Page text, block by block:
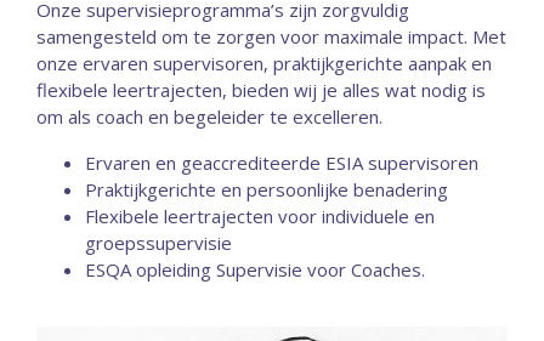
Onze supervisieprogramma’s zijn zorgvuldig
samengesteld om te zorgen voor maximale impact. Met
onze ervaren supervisoren, praktijkgerichte aanpak en
flexibele leertrajecten, bieden wij je alles wat nodig is
om als coach en begeleider te excelleren.
Ervaren en geaccrediteerde ESIA supervisoren
Praktijkgerichte en persoonlijke benadering
Flexibele leertrajecten voor individuele en
groepssupervisie
ESQA opleiding Supervisie voor Coaches.